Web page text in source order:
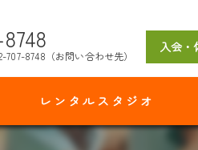
707-8748（お問い合わせ先）
入会
レンタルスタジオ